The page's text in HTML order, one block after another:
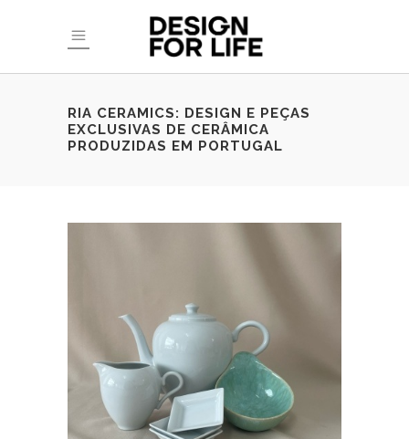
RIA CERAMICS: DESIGN E PEÇAS
EXCLUSIVAS DE CERÂMICA
PRODUZIDAS EM PORTUGAL